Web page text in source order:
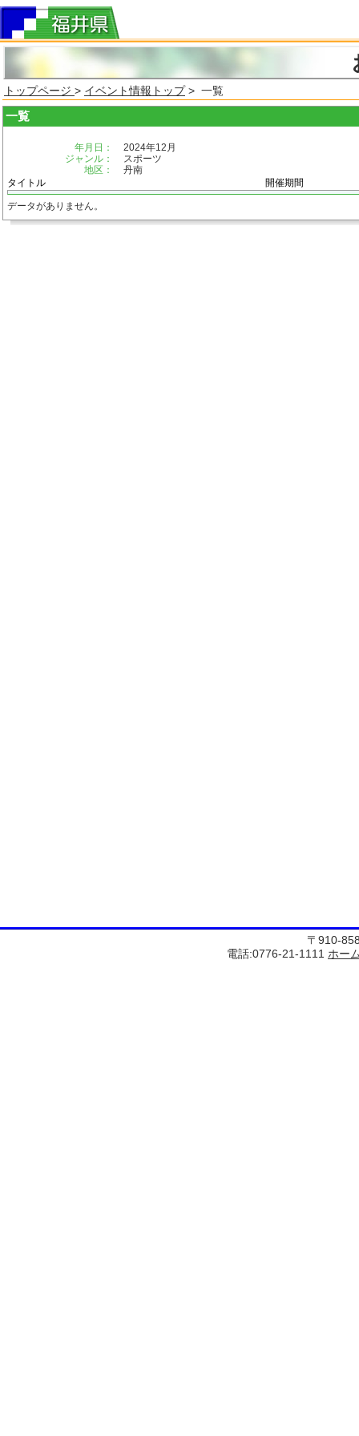
トップページ > イベント情報トップ> 一覧
一覧
年月日：
2024年12月
ジャンル：
スポーツ
地区：
丹南
タイトル
開催期間
データがありません。
〒910-
電話:0776-21-1111 ホー